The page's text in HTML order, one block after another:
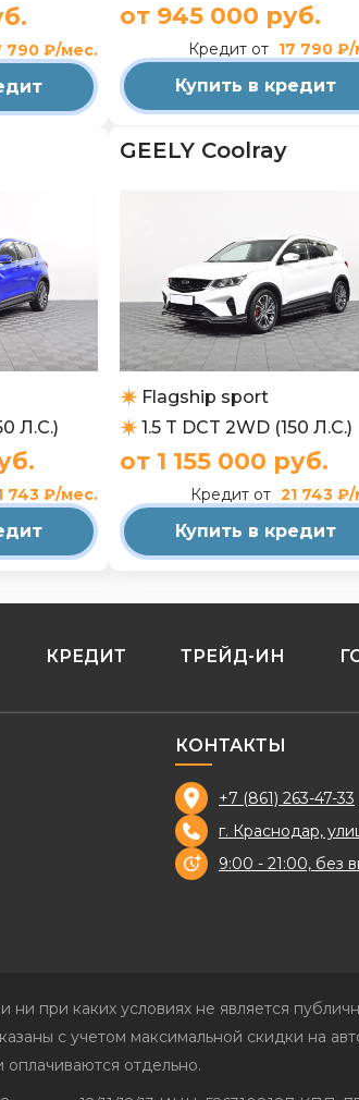
790 ₽/мес.
от 945 000 руб.
Кредит от 17 790
Купить в кредит
Л.С.)
743 ₽/мес.
GEELY Coolray
Flagship sport
1.5 T DCT 2WD (150 Л.С.)
от 1 155 000 руб.
Кредит от 21 743
Купить в кредит
КРЕДИТ ТРЕЙД-ИН
КОНТАКТЫ
+7 (861) 263-47-33
г. Краснодар,
9:00 - 21:00, без
при каких условиях не является
с учетом максимальной скидки на
отдельно.